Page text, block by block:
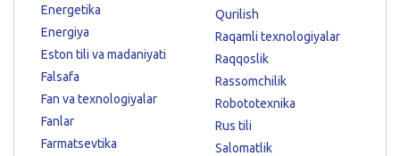
Energetika
Energiya
Eston tili va madaniyati
Falsafa
Fan va texnologiyalar
Fanlar
Farmatsevtika
Qurilish
Raqamli texnologiyalar
Raqqoslik
Rassomchilik
Robototexnika
Rus tili
Salomatlik